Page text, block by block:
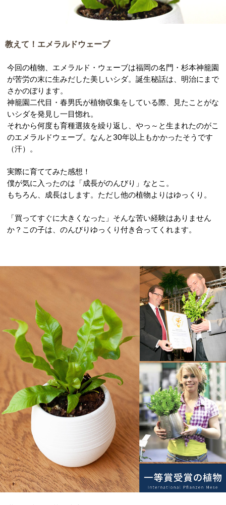
教えて！エメラルドウェーブ
今回の植物、エメラルド・ウェーブは福岡の名門・杉本神籠園
が苦労の末に生みだした美しいシダ。誕生秘話は、明治にまで
さかのぼります。
神籠園二代目・春男氏が植物収集をしている際、見たことがな
いシダを発見し一目惚れ。
それから何度も育種選抜を繰り返し、やっ～と生まれたのがこ
のエメラルドウェーブ。なんと30年以上もかかったそうです
（汗）。
実際に育ててみた感想！
僕が気に入ったのは「成長がのんびり」なとこ。
もちろん、成長はします。ただし他の植物よりはゆっくり。
「買ってすぐに大きくなった」そんな苦い経験はありません
か？この子は、のんびりゆっくり付き合ってくれます。